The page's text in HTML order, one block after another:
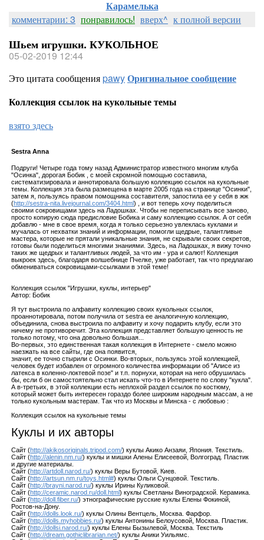
Карамелька
комментарии: 3 понравилось! вверх^ к полной версии
Шьем игрушки. КУКОЛЬНОЕ
05-02-2019 12:44
Это цитата сообщенияpawyОригинальное сообщение
Коллекция ссылок на кукольные темы
взято здесь
Sestra Annа
Подруги! Четыре года тому назад Администратор известного многим клуба
"Осинка", дорогая Бобик , с моей скромной помощью составила,
систематизировала и аннотировала большую коллекцию ссылок на кукольные
темы. Коллекция эта была размещена в марте 2005 года на странице "Осинки",
затем я, пользуясь правом помощника составителя, запостила ее у себя в жж
(http://sestra-nita.livejournal.com/3404.html) , и вот теперь хочу поделиться
своими сокровищами здесь на Ладошках. Чтобы не переписывать все заново,
просто копирую сюда предисловие Бобика и саму коллекцию ссылок. А от себя
добавлю - мне в свое время, когда я только серьезно увлеклась куклами и
мучалась от нехватки знаний и информации, помогли щедрые, талантливые
мастера, которые не прятали уникальные знания, не скрывали своих секретов,
готовы были поделиться многими знаниями. Здесь, на Ладошках, я вижу точно
таких же щедрых и талантливых людей, за что им - ура и салют! Коллекция
выкроек здесь, благодаря волшебнице Пчелке, уже работает, так что предлагаю
обмениваться сокровищами-ссылками в этой теме!
Коллекция ссылок "Игрушки, куклы, интерьер"
Автор: Бобик
Я тут выстроила по алфавиту коллекцию своих кукольных ссылок,
проаннотировала, потом получила от sestra ее аналогичную коллекцию,
объединила, снова выстроила по алфавиту и хочу подарить клубу, если это
ничему не противоречит. Эта коллекция представляет большую ценность не
только потому, что она довольно большая...
Во-первых, это единственная такая коллекция в Интернете - смело можно
наезжать на все сайты, где она появится,
значит, ее точно стырили с Осинки. Во-вторых, пользуясь этой коллекцией,
человек будет избавлен от огромного количества информации об "Алисе из
латекса в коленно-локтевой позе" и т.п. порнухи, которая на него обрушилась
бы, если б он самостоятельно стал искать что-то в Интернете по слову "кукла".
А в-третьих, в этой коллекции есть неплохой раздел ссылок по костюму,
который может быть интересен гораздо более широким народным массам, а не
только кукольным мастерам. Так что из Москвы и Минска - с любовью :
Коллекция ссылок на кукольные темы
Куклы и их авторы
Сайт (http://akikosoriginals.tripod.com/) куклы Акико Анзаяи, Япония. Текстиль.
Сайт (http://alenin.nm.ru/) куклы и мишки Алены Елисеевой, Волгоград. Пластик
и другие материалы.
Сайт (http://artdoll.narod.ru/) куклы Веры Бутовой, Киев.
Сайт (http://artsun.nm.ru/toys.html#) куклы Ольги Сунцовой. Текстиль.
Сайт (http://brayni.narod.ru/) куклы Ирины Куликовой.
Сайт (http://ceramic.narod.ru/doll.html) куклы Светланы Виноградской. Керамика.
Сайт (http://doll.fiber.ru/) этнографические русские куклы Елены Фокиной,
Ростов-на-Дону.
Сайт (http://dolls.look.ru/) куклы Олины Вентцель, Москва. Фарфор.
Сайт (http://dolls.myhobbies.ru/) куклы Антонины Белоусовой, Москва. Пластик.
Сайт (http://dollsi.narod.ru/) куклы Елены Бызылевой, Москва. Текстиль
Сайт (http://dream.gothiclibrarian.net/) куклы Аники Уильямс.